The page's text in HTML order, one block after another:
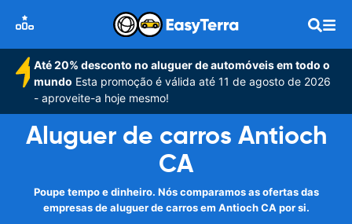
Até 20% desconto no aluguer de automóveis em todo o
mundo Esta promoção é válida até 11 de agosto de 2026
- aproveite-a hoje mesmo!
Aluguer de carros Antioch
CA
Poupe tempo e dinheiro. Nós comparamos as ofertas das
empresas de aluguer de carros em Antioch CA por si.